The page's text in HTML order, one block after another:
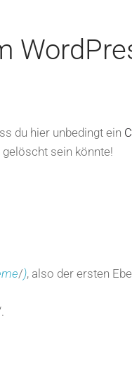
du hier unbedingt ein
sein könnte!
/), also der ersten